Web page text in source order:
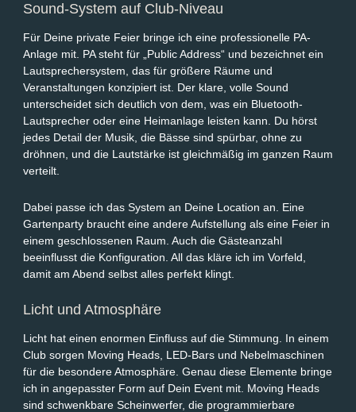
Sound-System auf Club-Niveau
Für Deine private Feier bringe ich eine professionelle PA-
Anlage mit. PA steht für „Public Address“ und bezeichnet ein
Lautsprechersystem, das für größere Räume und
Veranstaltungen konzipiert ist. Der klare, volle Sound
unterscheidet sich deutlich von dem, was ein Bluetooth-
Lautsprecher oder eine Heimanlage leisten kann. Du hörst
jedes Detail der Musik, die Bässe sind spürbar, ohne zu
dröhnen, und die Lautstärke ist gleichmäßig im ganzen Raum
verteilt.
Dabei passe ich das System an Deine Location an. Eine
Gartenparty braucht eine andere Aufstellung als eine Feier in
einem geschlossenen Raum. Auch die Gästeanzahl
beeinflusst die Konfiguration. All das kläre ich im Vorfeld,
damit am Abend selbst alles perfekt klingt.
Licht und Atmosphäre
Licht hat einen enormen Einfluss auf die Stimmung. In einem
Club sorgen Moving Heads, LED-Bars und Nebelmaschinen
für die besondere Atmosphäre. Genau diese Elemente bringe
ich in angepasster Form auf Dein Event mit. Moving Heads
sind schwenkbare Scheinwerfer, die programmierbare